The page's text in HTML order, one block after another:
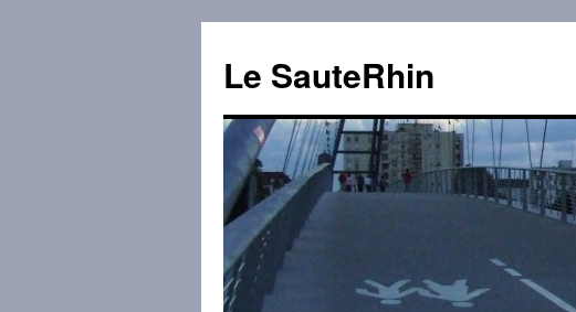
contenu
Le SauteRhin